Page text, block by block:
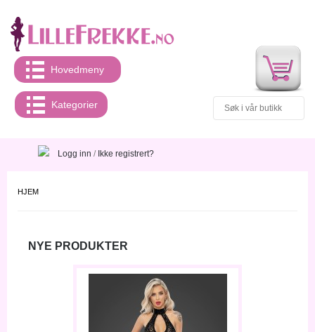
Hovedmeny
Kategorier
Logg inn / Ikke registrert?
HJEM
NYE PRODUKTER